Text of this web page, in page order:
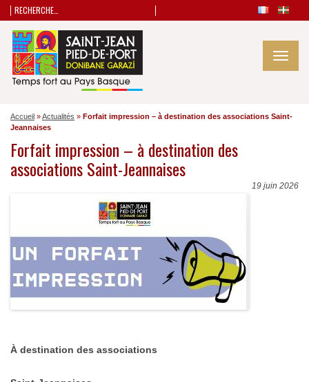
Toggle
Rechercher :
Accueil »Actualités » Forfait impression – à destination des associations Saint-
Jeannaises
Forfait impression – à destination des
associations Saint-Jeannaises
19 juin 2026
À destination des associations